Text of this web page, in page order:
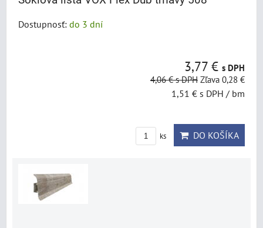
Dostupnosť: do 3 dní
3,77 € s DPH
4,06 €s DPH Zľava 0,28 €
1,51 € s DPH / bm
ks DO KOŠÍKA